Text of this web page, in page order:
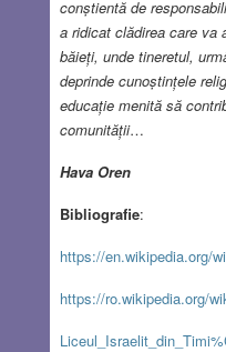
conștientă de
a ridicat clădirea care va
băieți, unde tineretul,
deprinde cunoștințele
educație menită să
comunității…
Hava Oren
Bibliografie:
https://en.wikipedia.org/
https://ro.wikipedia.org/